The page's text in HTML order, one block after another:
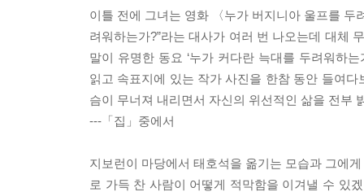
이틀 전에 그녀는 영화 〈누가 버지니아 울프를
려워하는가?”라는 대사가 여러 번 나오는데 대체
말이 유명한 동요 ‘누가 커다란 늑대를 두려워하
읽고 속표지에 있는 작가 사진을 한참 동안 들여
슴이 무너져 내리면서 자신의 위선적인 삶을 전부
---「집」중에서
지보런이 마당에서 태호석을 옮기는 모습과 그에
로 가득 찬 사람이 어떻게 적막함을 이겨낼 수 있